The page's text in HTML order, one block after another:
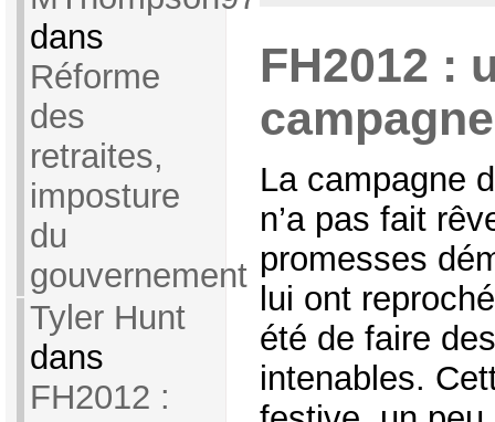
dans
Réforme
des
retraites,
imposture
du
gouvernement
Tyler Hunt
dans
FH2012 :
FH2012 :
campagne
La campagne
n’a pas fait
promesses
lui ont
été de faire
intenables.